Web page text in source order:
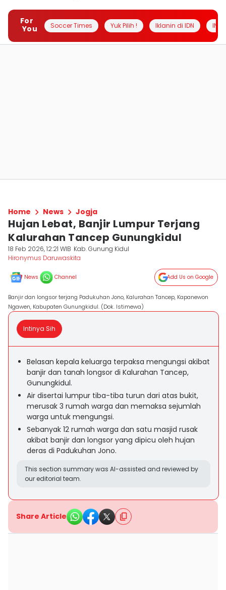
For
You
Soccer Times Yuk Pilih ! Iklanin di IDN
Home News Jogja
Hujan Lebat, Banjir Lumpur Terjang
Kalurahan Tancep Gunungkidul
18 Feb 2026, 12:21 WIB Kab. Gunung Kidul
Hironymus Daruwaskita
News Channel Add Us on Google
Banjir dan longsor terjang Padukuhan Jono, Kalurahan Tancep, Kapanewon
Ngawen, Kabupaten Gunungkidul. (Dok. Istimewa)
Intinya Sih
Belasan kepala keluarga terpaksa mengungsi akibat
banjir dan tanah longsor di Kalurahan Tancep,
Gunungkidul.
Air disertai lumpur tiba-tiba turun dari atas bukit,
merusak 3 rumah warga dan memaksa sejumlah
warga untuk mengungsi.
Sebanyak 12 rumah warga dan satu masjid rusak
akibat banjir dan longsor yang dipicu oleh hujan
deras di Padukuhan Jono.
This section summary was AI-assisted and reviewed by
our editorial team.
Share Article